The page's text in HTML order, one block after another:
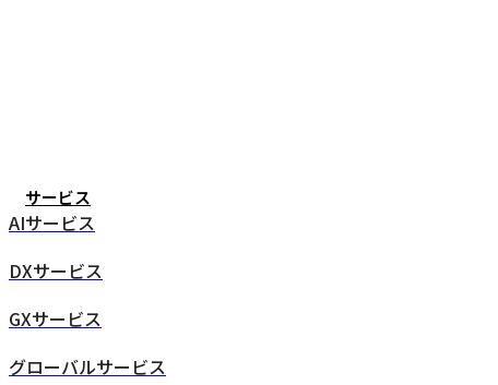
サービス
AIサービス
DXサービス
GXサービス
グローバルサービス